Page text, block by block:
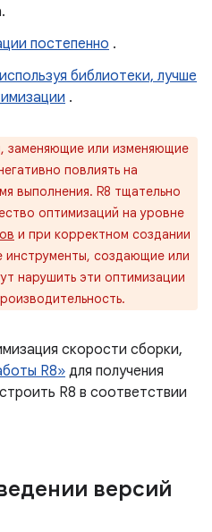
постепенно .
используя библиотеки, лучше
.
заменяющие или изменяющие
повлиять на
выполнения. R8 тщательно
оптимизаций на уровне
и при корректном создании
создающие или
нарушить эти оптимизации
скорости сборки,
R8» для получения
R8 в соответствии
версий